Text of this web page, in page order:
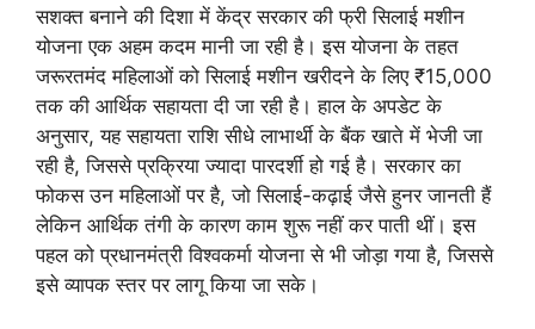
सशक्त बनाने की दिशा में केंद्र सरकार की फ्री सिलाई मशीन
योजना एक अहम कदम मानी जा रही है। इस योजना के तहत
जरूरतमंद महिलाओं को सिलाई मशीन खरीदने के लिए ₹15,000
तक की आर्थिक सहायता दी जा रही है। हाल के अपडेट के
अनुसार, यह सहायता राशि सीधे लाभार्थी के बैंक खाते में भेजी जा
रही है, जिससे प्रक्रिया ज्यादा पारदर्शी हो गई है। सरकार का
फोकस उन महिलाओं पर है, जो सिलाई-कढ़ाई जैसे हुनर जानती हैं
लेकिन आर्थिक तंगी के कारण काम शुरू नहीं कर पाती थीं। इस
पहल को प्रधानमंत्री विश्वकर्मा योजना से भी जोड़ा गया है, जिससे
इसे व्यापक स्तर पर लागू किया जा सके।